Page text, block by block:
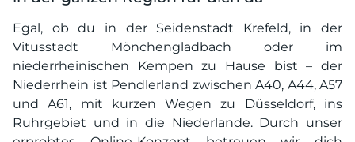
Egal, ob du in der Seidenstadt Krefeld, in der
Vitusstadt Mönchengladbach oder im
niederrheinischen Kempen zu Hause bist – der
Niederrhein ist Pendlerland zwischen A40, A44, A57
und A61, mit kurzen Wegen zu Düsseldorf, ins
Ruhrgebiet und in die Niederlande. Durch unser